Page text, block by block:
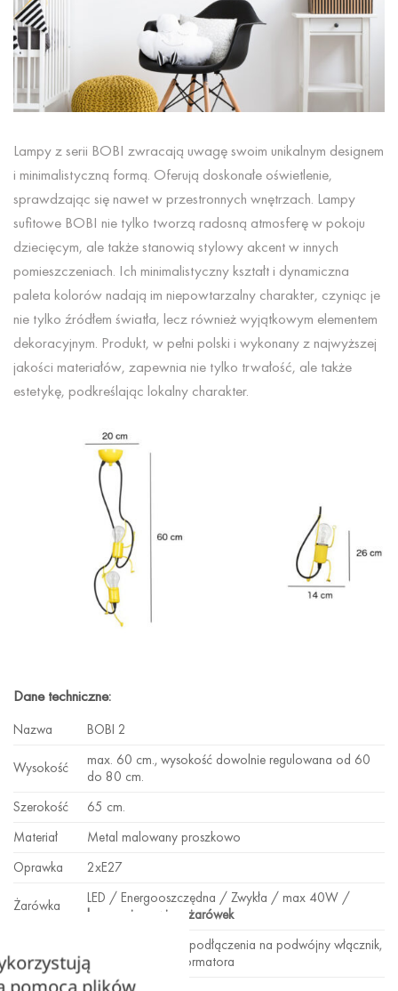
Lampy z serii BOBI zwracają uwagę swoim unikalnym designem
i minimalistyczną formą. Oferują doskonałe oświetlenie,
sprawdzając się nawet w przestronnych wnętrzach. Lampy
sufitowe BOBI nie tylko tworzą radosną atmosferę w pokoju
dziecięcym, ale także stanowią stylowy akcent w innych
pomieszczeniach. Ich minimalistyczny kształt i dynamiczna
paleta kolorów nadają im niepowtarzalny charakter, czyniąc je
nie tylko źródłem światła, lecz również wyjątkowym elementem
dekoracyjnym. Produkt, w pełni polski i wykonany z najwyższej
jakości materiałów, zapewnia nie tylko trwałość, ale także
estetykę, podkreślając lokalny charakter.
Dane techniczne:
Nazwa BOBI 2
Wysokość
max. 60 cm., wysokość dowolnie regulowana od 60
do 80 cm.
Szerokość
65 cm.
Materiał
Metal malowany proszkowo
Oprawka
2xE27
Żarówka
LED / Energooszczędna / Zwykła / max 40W /
lampa nie zawiera żarówek
230[V] możliwość podłączenia na podwójny włącznik,
nie wymaga transformatora
pomocą plików